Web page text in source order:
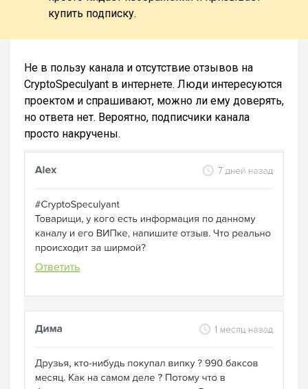
купить подписку.
Не в пользу канала и отсутствие отзывов на
CryptoSpeculyant в интернете. Люди интересуются
проектом и спрашивают, можно ли ему доверять,
но ответа нет. Вероятно, подписчики канала
просто накручены.